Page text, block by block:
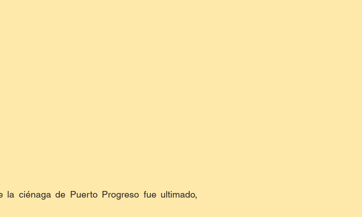
ciénaga de Puerto Progreso fue ultimado,